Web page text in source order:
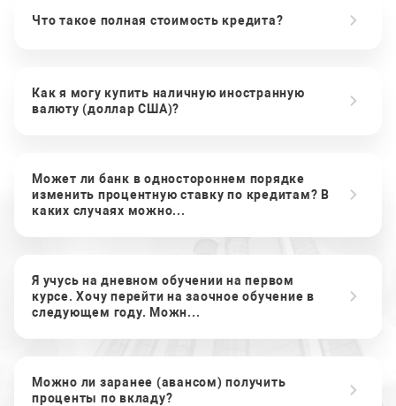
Что такое полная стоимость кредита?
Как я могу купить наличную иностранную
валюту (доллар США)?
Может ли банк в одностороннем порядке
изменить процентную ставку по кредитам? В
каких случаях можно...
Я учусь на дневном обучении на первом
курсе. Хочу перейти на заочное обучение в
следующем году. Можн...
Можно ли заранее (авансом) получить
проценты по вкладу?